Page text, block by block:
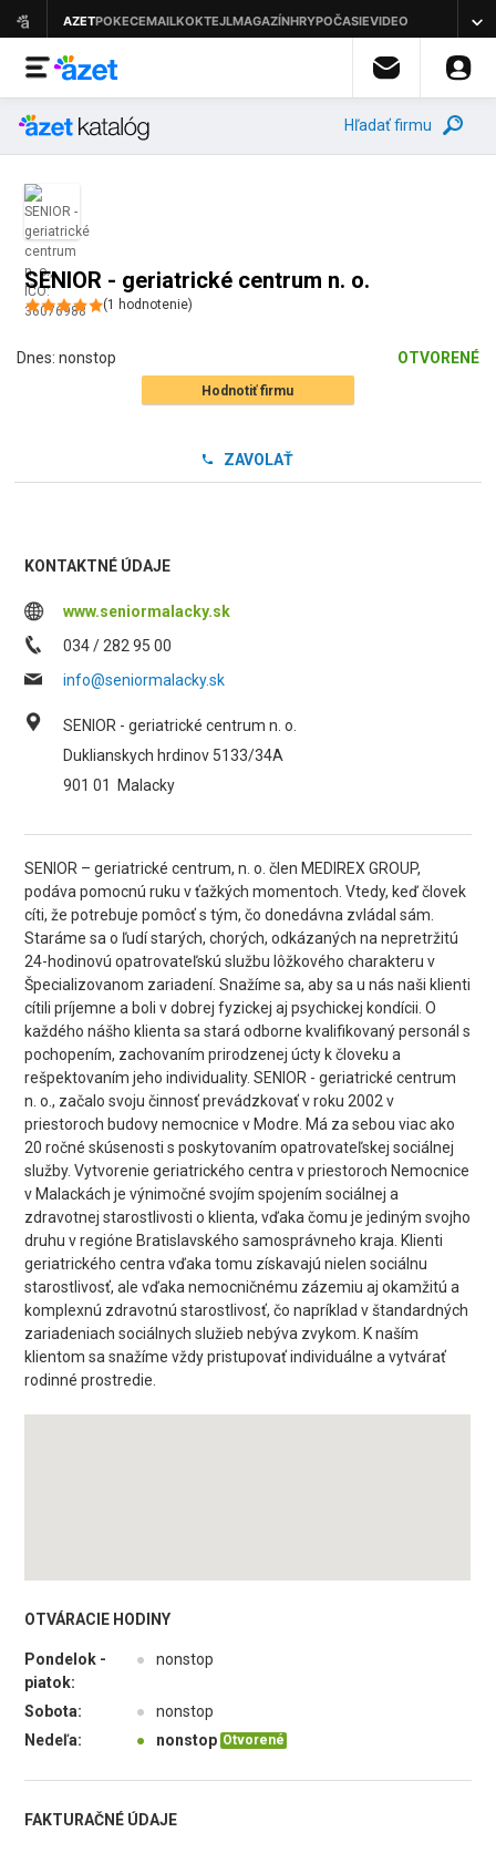
Hľadať firmu
SENIOR - geriatrické centrum n. o.
(1 hodnotenie)
Dnes: nonstop OTVORENÉ
Hodnotiť firmu
ZAVOLAŤ
KONTAKTNÉ ÚDAJE
www.seniormalacky.sk
034 / 282 95 00
info@seniormalacky.sk
SENIOR - geriatrické centrum n. o.
Duklianskych hrdinov 5133/34A
901 01
Malacky
SENIOR – geriatrické centrum, n. o. člen MEDIREX GROUP,
podáva pomocnú ruku v ťažkých momentoch. Vtedy, keď človek
cíti, že potrebuje pomôcť s tým, čo donedávna zvládal sám.
Staráme sa o ľudí starých, chorých, odkázaných na nepretržitú
24-hodinovú opatrovateľskú službu lôžkového charakteru v
Špecializovanom zariadení. Snažíme sa, aby sa u nás naši klienti
cítili príjemne a boli v dobrej fyzickej aj psychickej kondícii. O
každého nášho klienta sa stará odborne kvalifikovaný personál s
pochopením, zachovaním prirodzenej úcty k človeku a
rešpektovaním jeho individuality. SENIOR - geriatrické centrum
n. o., začalo svoju činnosť prevádzkovať v roku 2002 v
priestoroch budovy nemocnice v Modre. Má za sebou viac ako
20 ročné skúsenosti s poskytovaním opatrovateľskej sociálnej
služby. Vytvorenie geriatrického centra v priestoroch Nemocnice
v Malackách je výnimočné svojím spojením sociálnej a
zdravotnej starostlivosti o klienta, vďaka čomu je jediným svojho
druhu v regióne Bratislavského samosprávneho kraja. Klienti
geriatrického centra vďaka tomu získavajú nielen sociálnu
starostlivosť, ale vďaka nemocničnému zázemiu aj okamžitú a
komplexnú zdravotnú starostlivosť, čo napríklad v štandardných
zariadeniach sociálnych služieb nebýva zvykom. K naším
klientom sa snažíme vždy pristupovať individuálne a vytvárať
rodinné prostredie.
OTVÁRACIE HODINY
Pondelok -
piatok:
● nonstop
Sobota: ●
nonstop
Nedeľa:
● nonstop Otvorené
FAKTURAČNÉ ÚDAJE